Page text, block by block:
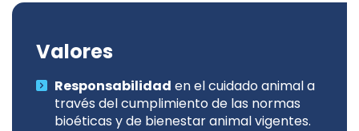
Valores
Responsabilidad en el cuidado animal a
través del cumplimiento de las normas
bioéticas y de bienestar animal vigentes.